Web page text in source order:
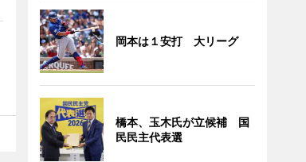
岡本は１安打 大リーグ
橋本、玉木氏が立候補 国
民民主代表選